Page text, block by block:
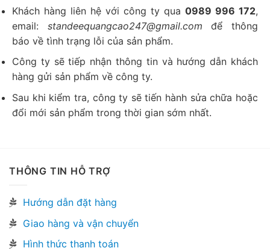
Khách hàng liên hệ với công ty qua 0989 996 172,
email: standeequangcao247@gmail.comđể thông
báo về tình trạng lỗi của sản phẩm.
Công ty sẽ tiếp nhận thông tin và hướng dẫn khách
hàng gửi sản phẩm về công ty.
Sau khi kiểm tra, công ty sẽ tiến hành sửa chữa hoặc
đổi mới sản phẩm trong thời gian sớm nhất.
THÔNG TIN HỖ TRỢ
Hướng dẫn đặt hàng
Giao hàng và vận chuyển
Hình thức thanh toán